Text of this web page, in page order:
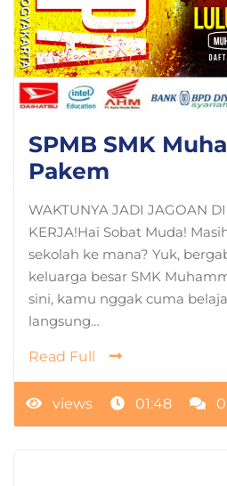
SPMB SMK
Pakem
WAKTUNYA JADI JAGOAN
KERJA!Hai Sobat Muda!
sekolah ke mana? Yuk,
keluarga besar SMK
sini, kamu nggak cuma
langsung…
Read Full
views 01:48